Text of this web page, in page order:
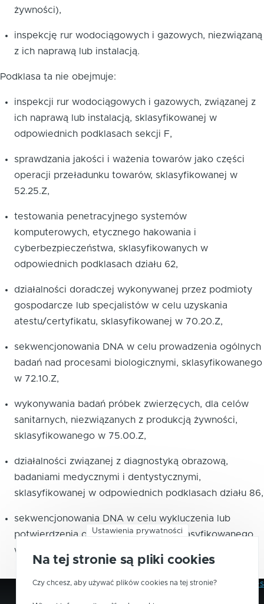
żywności),
inspekcję rur wodociągowych i gazowych, niezwiązaną
z ich naprawą lub instalacją.
Podklasa ta nie obejmuje:
inspekcji rur wodociągowych i gazowych, związanej z
ich naprawą lub instalacją, sklasyfikowanej w
odpowiednich podklasach sekcji F,
sprawdzania jakości i ważenia towarów jako części
operacji przeładunku towarów, sklasyfikowanej w
52.25.Z,
testowania penetracyjnego systemów
komputerowych, etycznego hakowania i
cyberbezpieczeństwa, sklasyfikowanych w
odpowiednich podklasach działu 62,
działalności doradczej wykonywanej przez podmioty
gospodarcze lub specjalistów w celu uzyskania
atestu/certyfikatu, sklasyfikowanej w 70.20.Z,
sekwencjonowania DNA w celu prowadzenia ogólnych
badań nad procesami biologicznymi, sklasyfikowanego
w 72.10.Z,
wykonywania badań próbek zwierzęcych, dla celów
sanitarnych, niezwiązanych z produkcją żywności,
sklasyfikowanego w 75.00.Z,
działalności związanej z diagnostyką obrazową,
badaniami medycznymi i dentystycznymi,
sklasyfikowanej w odpowiednich podklasach działu 86,
sekwencjonowania DNA w celu wykluczenia lub
potwierdzenia określonej choroby, sklasyfikowanego
w
Polityka Prywatności Pliki Cookies
Ustawienia prywatności
Na tej stronie są pliki cookies
Czy chcesz, aby używać plików cookies na tej stronie?